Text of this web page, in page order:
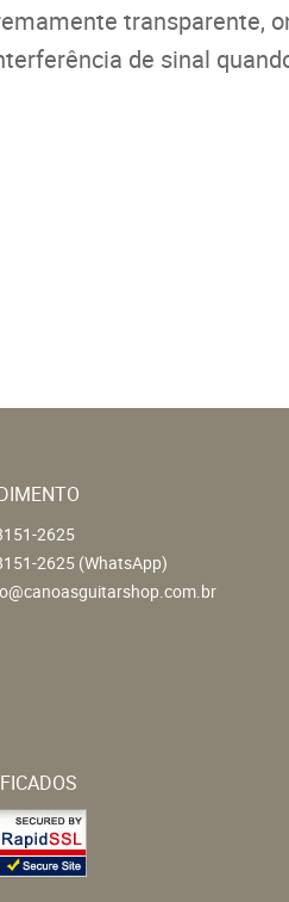
transparente,
de sinal
2625
2625 (WhatsApp)